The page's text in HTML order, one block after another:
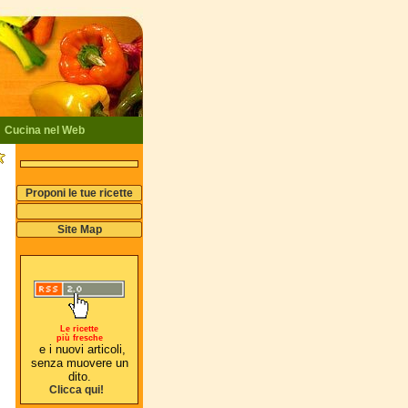
Cucina nel Web
Proponi le tue ricette
Site Map
Le ricette
più fresche
e i nuovi articoli,
senza muovere un
dito.
Clicca qui!